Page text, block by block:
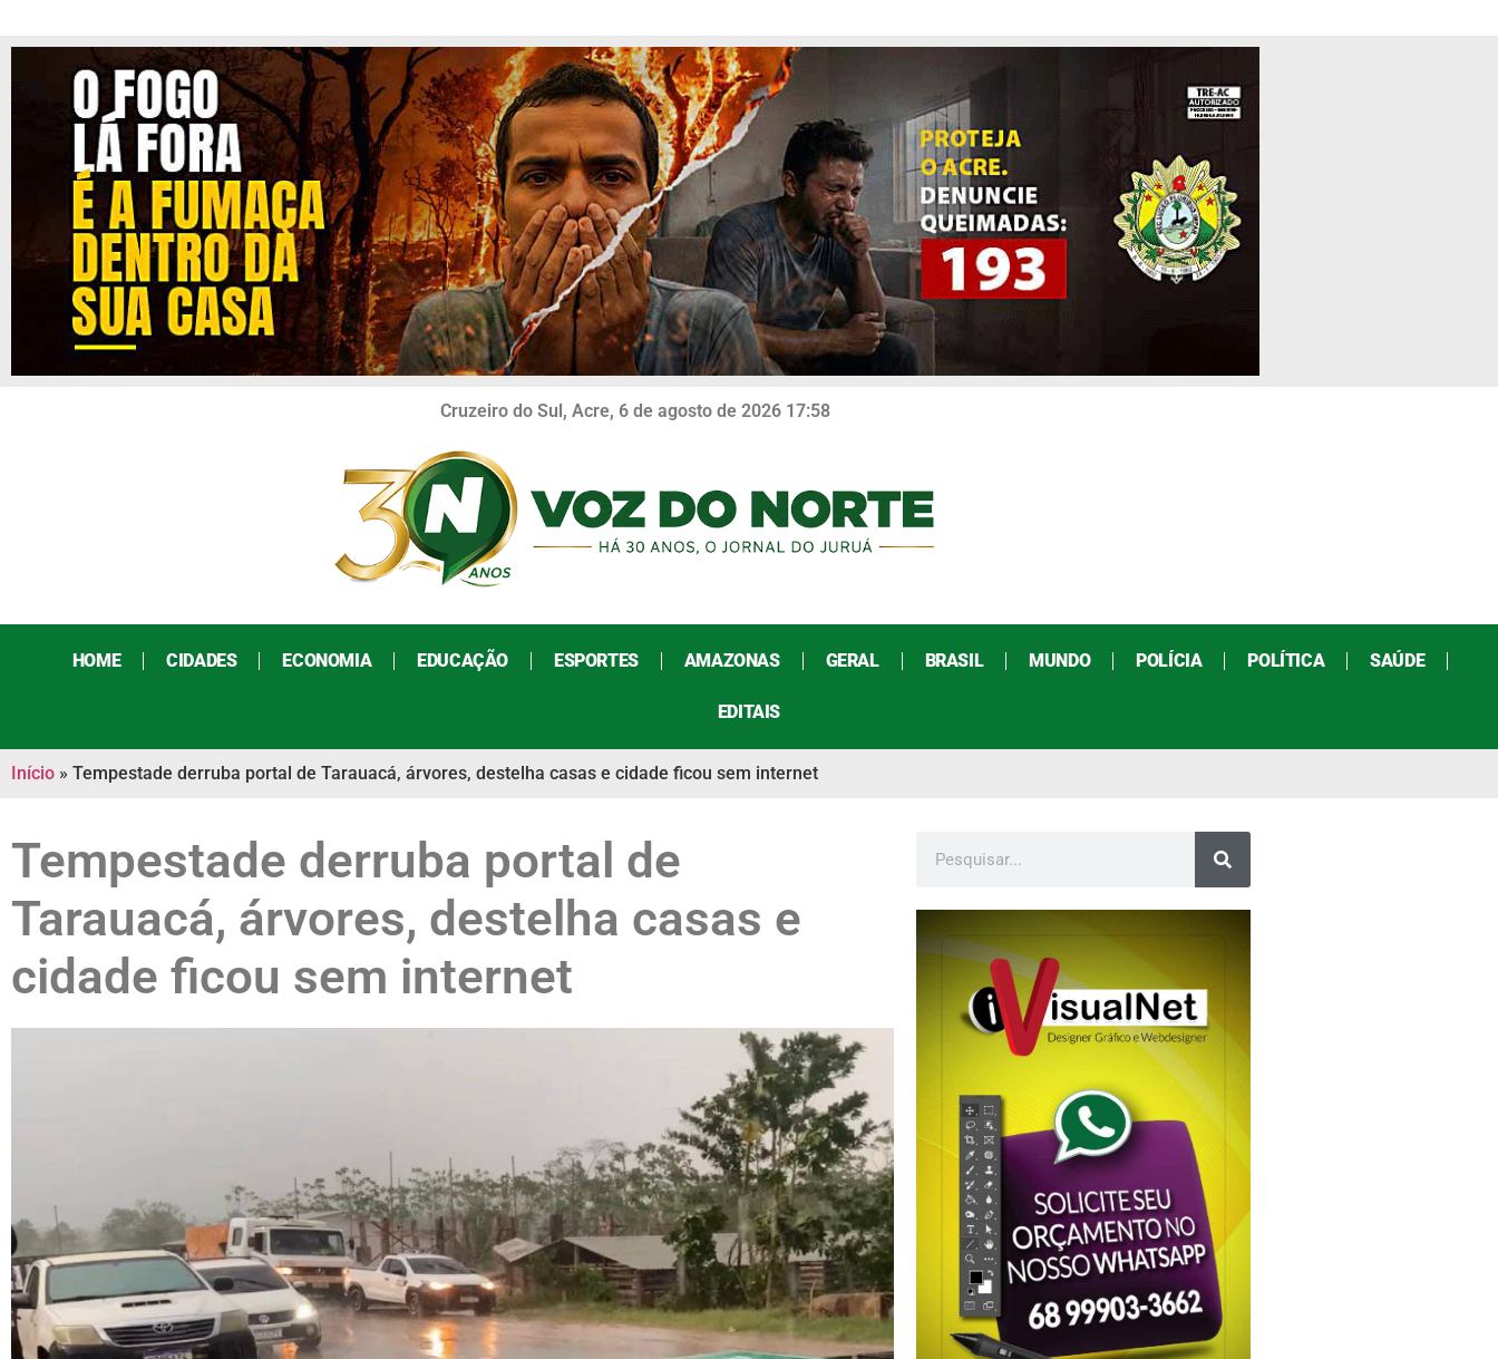
Cruzeiro do Sul, Acre, 6 de agosto de 2026 17:58
HOME CIDADES ECONOMIA EDUCAÇÃO ESPORTES AMAZONAS GERAL BRASIL MUNDO POLÍCIA POLÍTICA SAÚDE
EDITAIS
Início » Tempestade derruba portal de Tarauacá, árvores, destelha casas e cidade ficou sem internet
Tempestade derruba portal de
Tarauacá, árvores, destelha casas e
cidade ficou sem internet